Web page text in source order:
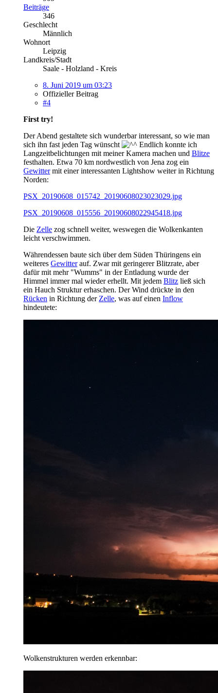
Beiträge
346
Geschlecht
Männlich
Wohnort
Leipzig
Landkreis/Stadt
Saale - Holzland - Kreis
8. Juni 2019 um 03:23
Offizieller Beitrag
#4
First try!
Der Abend gestaltete sich wunderbar interessant, so wie man
sich ihn fast jeden Tag wünscht
Endlich konnte ich
Langzeitbelichtungen mit meiner Kamera machen und Blitze
festhalten. Etwa 70 km nordwestlich von Jena zog ein
Gewittermit einer interessanten Lightshow weiter in Richtung
Norden:
PSX_20190608_015742_20190608023023029.jpg
PSX_20190608_015556_20190608022945418.jpg
Die Zelle zog schnell weiter, weswegen die Wolkenkanten
leicht verschwimmen.
Währendessen baute sich über dem Süden Thüringens ein
weiteres Gewitterauf. Zwar mit geringerer Blitzrate, aber
dafür mit mehr "Wumms" in der Entladung wurde der
Himmel immer mal wieder erhellt. Mit jedem Blitz ließ sich
ein Hauch Struktur erhaschen. Der Wind drückte in den
Rücken in Richtung der Zelle, was auf einen Inflow
hindeutete:
Wolkenstrukturen werden erkennbar: